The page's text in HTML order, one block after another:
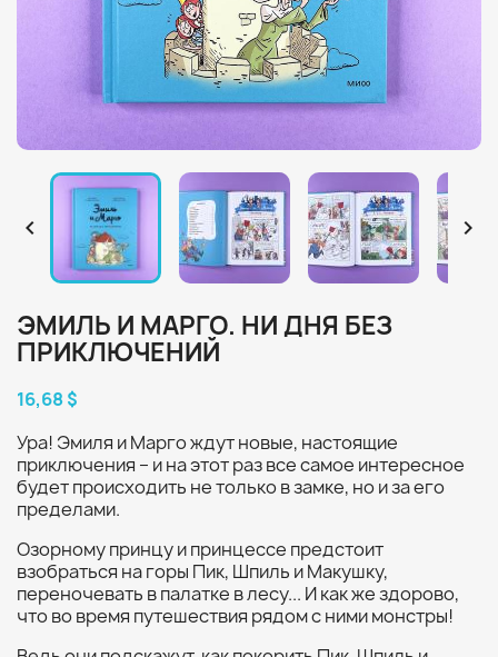
 
ЭМИЛЬ И МАРГО. НИ ДНЯ БЕЗ
ПРИКЛЮЧЕНИЙ
16,68 $
Ура! Эмиля и Марго ждут новые, настоящие
приключения – и на этот раз все самое интересное
будет происходить не только в замке, но и за его
пределами.
Озорному принцу и принцессе предстоит
взобраться на горы Пик, Шпиль и Макушку,
переночевать в палатке в лесу... И как же здорово,
что во время путешествия рядом с ними монстры!